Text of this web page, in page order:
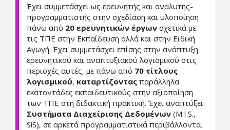
Έχει συμμετάσχει ως ερευνητής και αναλυτής-
προγραμματιστής στην σχεδίαση και υλοποίηση
πάνω από 20 ερευνητικών έργων σχετικά με
τις ΤΠΕ στην Εκπαίδευση αλλά και στην Ειδική
Αγωγή. Έχει συμμετάσχει επίσης στην ανάπτυξη
ερευνητικού και αναπτυξιακού λογισμικού στις
περιοχές αυτές, με πάνω από 70 τίτλους
λογισμικού, καταρτίζοντας παράλληλα
εκατοντάδες εκπαιδευτικούς στην αξιοποίηση
των ΤΠΕ στη διδακτική πρακτική. Έχει αναπτύξει
Συστήματα Διαχείρισης Δεδομένων (M.I.S.,
SiS), σε αρκετά προγραμματιστικά περιβάλλοντα.